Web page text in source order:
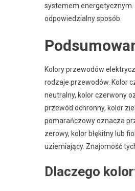
systemem energetycznym.
odpowiedzialny sposób.
Kolory przewodów
rodzaje przewodów. Kolor
neutralny, kolor czerwony
przewód ochronny, kolor
pomarańczowy oznacza
zerowy, kolor błękitny lub
uziemiający. Znajomość
Dlaczego